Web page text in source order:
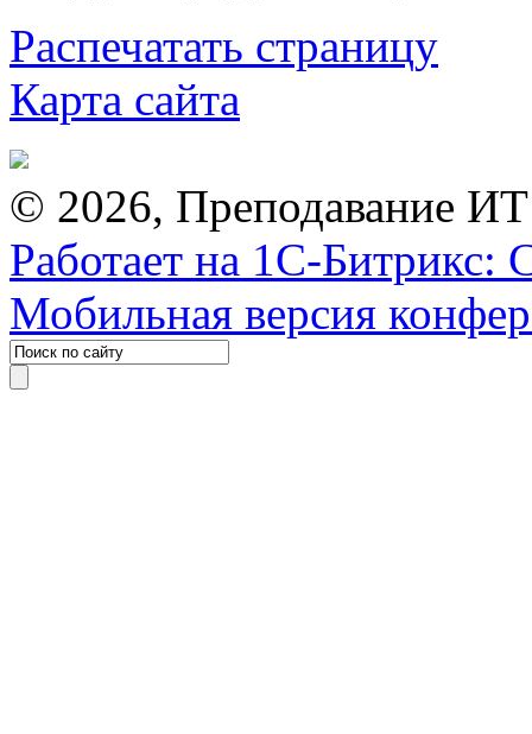
Распечатать страницу
Карта сайта
© 2026, Преподавание
Работает на 1С-Битрикс:
Мобильная версия